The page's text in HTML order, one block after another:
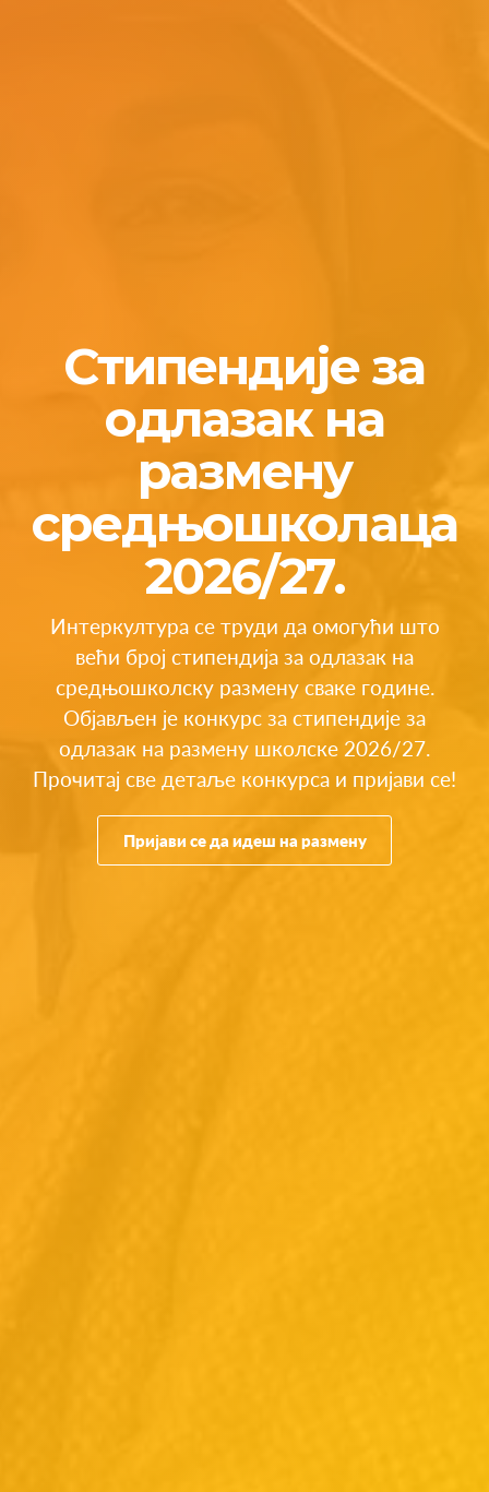
Стипендије за
одлазак на
размену
средњошколаца
2026/27.
Интеркултура се труди да омогући што
већи број стипендија за одлазак на
средњошколску размену сваке године.
Објављен је конкурс за стипендије за
одлазак на размену школске 2026/27.
Прочитај све детаље конкурса и пријави се!
Пријави се да идеш на размену